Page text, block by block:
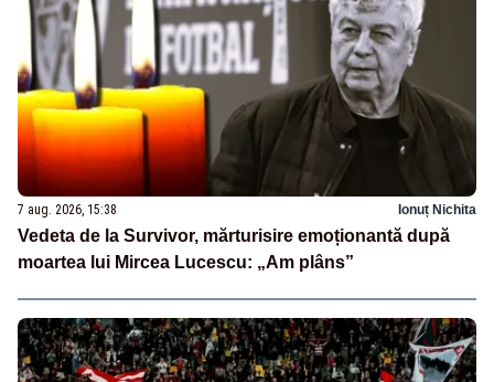
7 aug. 2026, 15:38 Ionuț Nichita
Vedeta de la Survivor, mărturisire emoționantă după
moartea lui Mircea Lucescu: „Am plâns”